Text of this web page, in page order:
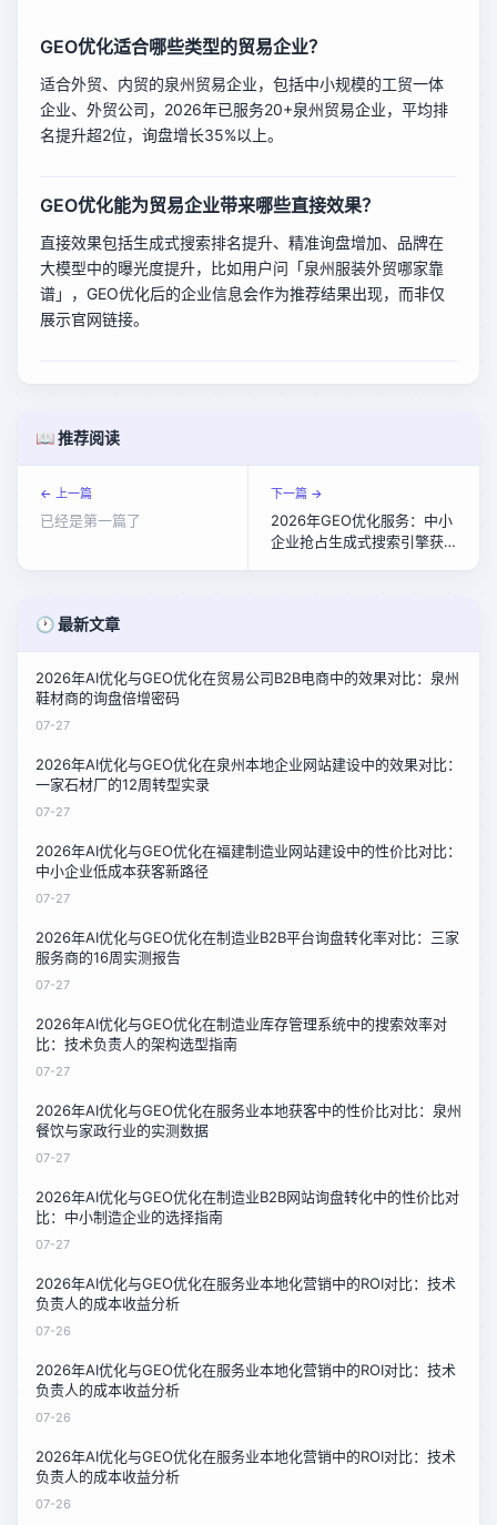
GEO优化适合哪些类型的贸易企业？
适合外贸、内贸的泉州贸易企业，包括中小规模的工贸一体
企业、外贸公司，2026年已服务20+泉州贸易企业，平均排
名提升超2位，询盘增长35%以上。
GEO优化能为贸易企业带来哪些直接效果？
直接效果包括生成式搜索排名提升、精准询盘增加、品牌在
大模型中的曝光度提升，比如用户问「泉州服装外贸哪家靠
谱」，GEO优化后的企业信息会作为推荐结果出现，而非仅
展示官网链接。
📖 推荐阅读
← 上一篇
已经是第一篇了
下一篇 →
2026年GEO优化服务：中小
企业抢占生成式搜索引擎获
🕐 最新文章
2026年AI优化与GEO优化在贸易公司B2B电商中的效果对比：泉州
鞋材商的询盘倍增密码
07-27
2026年AI优化与GEO优化在泉州本地企业网站建设中的效果对比：
一家石材厂的12周转型实录
07-27
2026年AI优化与GEO优化在福建制造业网站建设中的性价比对比：
中小企业低成本获客新路径
07-27
2026年AI优化与GEO优化在制造业B2B平台询盘转化率对比：三家
服务商的16周实测报告
07-27
2026年AI优化与GEO优化在制造业库存管理系统中的搜索效率对
比：技术负责人的架构选型指南
07-27
2026年AI优化与GEO优化在服务业本地获客中的性价比对比：泉州
餐饮与家政行业的实测数据
07-27
2026年AI优化与GEO优化在制造业B2B网站询盘转化中的性价比对
比：中小制造企业的选择指南
07-27
2026年AI优化与GEO优化在服务业本地化营销中的ROI对比：技术
负责人的成本收益分析
07-26
2026年AI优化与GEO优化在服务业本地化营销中的ROI对比：技术
负责人的成本收益分析
07-26
2026年AI优化与GEO优化在服务业本地化营销中的ROI对比：技术
负责人的成本收益分析
07-26